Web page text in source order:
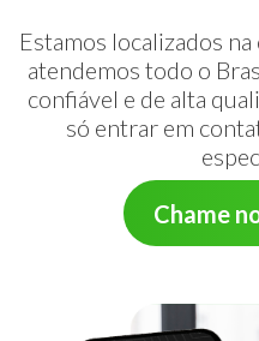
Estamos localizados na
atendemos todo o
confiável e de alta
só entrar em
Chame